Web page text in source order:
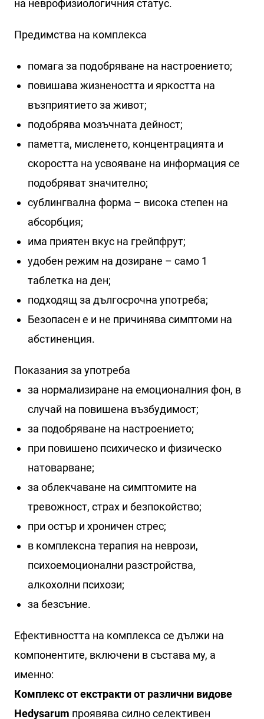
на неврофизиологичния статус.
Предимства на комплекса
помага за подобряване на настроението;
повишава жизнеността и яркостта на
възприятието за живот;
подобрява мозъчната дейност;
паметта, мисленето, концентрацията и
скоростта на усвояване на информация се
подобряват значително;
сублингвална форма – висока степен на
абсорбция;
има приятен вкус на грейпфрут;
удобен режим на дозиране – само 1
таблетка на ден;
подходящ за дългосрочна употреба;
Безопасен е и не причинява симптоми на
абстиненция.
Показания за употреба
за нормализиране на емоционалния фон, в
случай на повишена възбудимост;
за подобряване на настроението;
при повишено психическо и физическо
натоварване;
за облекчаване на симптомите на
тревожност, страх и безпокойство;
при остър и хроничен стрес;
в комплексна терапия на неврози,
психоемоционални разстройства,
алкохолни психози;
за безсъние.
Ефективността на комплекса се дължи на
компонентите, включени в състава му, а
именно:
Комплекс от екстракти от различни видове
Hedysarum проявява силно селективен